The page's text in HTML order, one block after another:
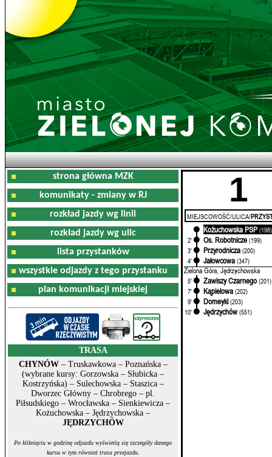
strona główna MZK
komunikaty - zmiany w RJ
rozkład jazdy wg linii
rozkład jazdy wg ulic
lista przystanków
wszystkie odjazdy z tego przystanku
plan komunikacji miejskiej
TRASA
CHYNÓW– Truskawkowa – Poznańska –
(wybrane kursy: Gorzowska – Słubicka –
Kostrzyńska) – Sulechowska – Staszica –
Dworzec Główny – Chrobrego – pl.
Piłsudskiego – Wrocławska – Sienkiewicza –
Kożuchowska – Jędrzychowska –
JĘDRZYCHÓW
Po kliknięciu w godzinę odjazdu wyświetlą się szczegóły danego
kursu w tym również trasa przejazdu.
1
MIEJSCOWOŚĆ/ULICA/
Kożuchowska PSP (198)
2'
Os. Robotnicze (199)
3'
Przyrodnicza (200)
4'
Jałowcowa (347)
Zielona Góra, Jędrzychowska
5' Zawiszy Czarnego (201)
7'
Kąpielowa (202)
9'
Domeyki (203)
10'
Jędrzychów (551)